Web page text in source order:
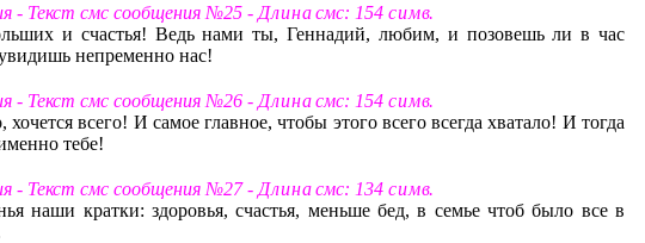
- Текст смс сообщения №25 - Д л и н асмс: 154 с и м в.
и счастья! Ведь нами ты, Геннадий, любим, и позовешь ли в час
непременно нас!
- Текст смс сообщения №26 - Д л и н асмс: 154 с и м в.
всего! И самое главное, чтобы этого всего всегда хватало! И тогда
тебе!
- Текст смс сообщения №27 - Д л и н асмс: 134 с и м в.
наши кратки: здоровья, счастья, меньше бед, в семье чтоб было все в